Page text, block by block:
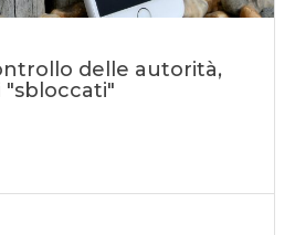
delle autorità,